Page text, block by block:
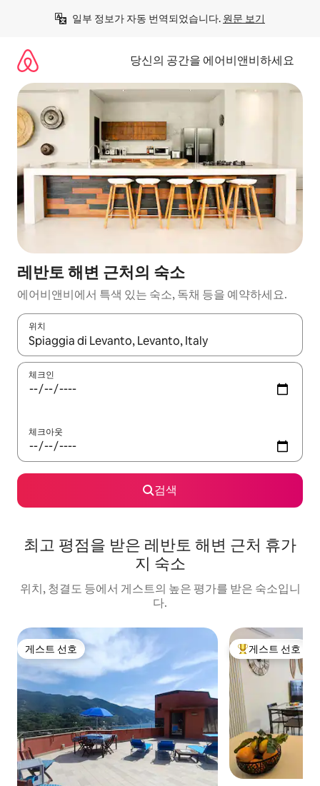
일부 정보가 자동 번역되었습니다. 원문 보기
당신의 공간을 에어비앤비하세요
레반토 해변 근처의 숙소
에어비앤비에서 특색 있는 숙소, 독채 등을 예약하세요.
위치
결과가 나오면 위·아래 화살표 키를 사용하거나 터치 또는 스와이
체크인
체크아웃
검색
최고 평점을 받은 레반토 해변 근처 휴가
지 숙소
위치, 청결도 등에서 게스트의 높은 평가를 받은 숙소입니
다.
게스트 선호
게스트 선호 상위 게스트 선호
게스트 선호